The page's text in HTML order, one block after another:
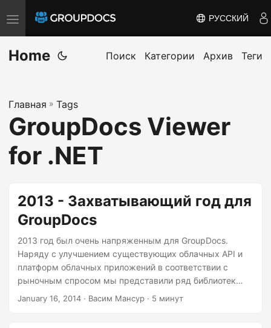
T
o
g
e
n
a
v
РУССКИЙ
Home Поиск Категории Архив Теги
Главная » Tags
GroupDocs Viewer
for .NET
2013 - Захватывающий год для
GroupDocs
2013 год был очень напряженным для GroupDocs.
Наряду с улучшением существующих облачных API и
платформ облачных приложений в соответствии с
рыночным спросом мы представили ряд библиотек
разработчиков GroupDocs. После выпуска GroupDocs
January 16, 2014 · Васим Мансур · 5 минут